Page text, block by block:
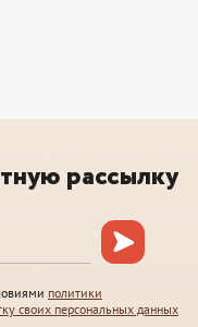
рассылку
политики
своих персональных данных